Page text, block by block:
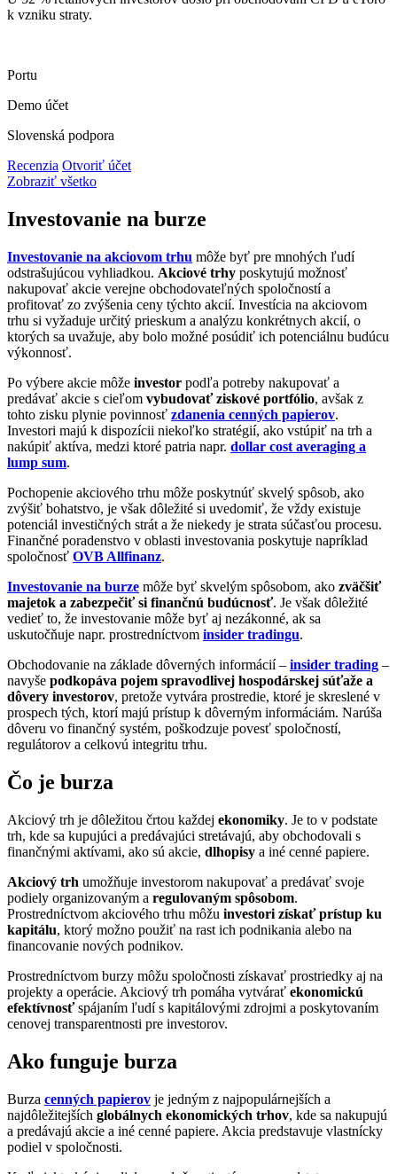
k vzniku straty.
Portu
Demo účet
Slovenská podpora
Recenzia Otvoriť účet
Zobraziť všetko
Investovanie na burze
Investovanie na akciovom trhu môže byť pre mnohých ľudí
odstrašujúcou vyhliadkou. Akciové trhy poskytujú možnosť
nakupovať akcie verejne obchodovateľných spoločností a
profitovať zo zvýšenia ceny týchto akcií. Investícia na akciovom
trhu si vyžaduje určitý prieskum a analýzu konkrétnych akcií, o
ktorých sa uvažuje, aby bolo možné posúdiť ich potenciálnu budúcu
výkonnosť.
Po výbere akcie môže investor podľa potreby nakupovať a
predávať akcie s cieľom vybudovať ziskové portfólio, avšak z
tohto zisku plynie povinnosť zdanenia cenných papierov.
Investori majú k dispozícii niekoľko stratégií, ako vstúpiť na trh a
nakúpiť aktíva, medzi ktoré patria napr. dollar cost averaging a
lump sum.
Pochopenie akciového trhu môže poskytnúť skvelý spôsob, ako
zvýšiť bohatstvo, je však dôležité si uvedomiť, že vždy existuje
potenciál investičných strát a že niekedy je strata súčasťou procesu.
Finančné poradenstvo v oblasti investovania poskytuje napríklad
spoločnosť OVB Allfinanz.
Investovanie na burze môže byť skvelým spôsobom, ako zväčšiť
majetok a zabezpečiť si finančnú budúcnosť. Je však dôležité
vedieť to, že investovanie môže byť aj nezákonné, ak sa
uskutočňuje napr. prostredníctvom insider tradingu.
Obchodovanie na základe dôverných informácií – insider trading –
navyše podkopáva pojem spravodlivej hospodárskej súťaže a
dôvery investorov, pretože vytvára prostredie, ktoré je skreslené v
prospech tých, ktorí majú prístup k dôverným informáciám. Narúša
dôveru vo finančný systém, poškodzuje povesť spoločností,
regulátorov a celkovú integritu trhu.
Čo je burza
Akciový trh je dôležitou črtou každej ekonomiky. Je to v podstate
trh, kde sa kupujúci a predávajúci stretávajú, aby obchodovali s
finančnými aktívami, ako sú akcie, dlhopisy a iné cenné papiere.
Akciový trh umožňuje investorom nakupovať a predávať svoje
podiely organizovaným a regulovaným spôsobom.
Prostredníctvom akciového trhu môžu investori získať prístup ku
kapitálu, ktorý možno použiť na rast ich podnikania alebo na
financovanie nových podnikov.
Prostredníctvom burzy môžu spoločnosti získavať prostriedky aj na
projekty a operácie. Akciový trh pomáha vytvárať ekonomickú
efektívnosťspájaním ľudí s kapitálovými zdrojmi a poskytovaním
cenovej transparentnosti pre investorov.
Ako funguje burza
Burza cenných papierov je jedným z najpopulárnejších a
najdôležitejších globálnych ekonomických trhov, kde sa nakupujú
a predávajú akcie a iné cenné papiere. Akcia predstavuje vlastnícky
podiel v spoločnosti.